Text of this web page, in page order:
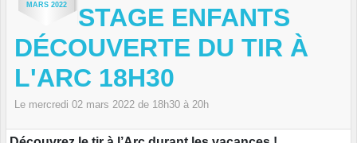
MARS 2022
STAGE ENFANTS
DÉCOUVERTE DU TIR À
L'ARC 18H30
Le mercredi 02 mars 2022 de 18h30 à 20h